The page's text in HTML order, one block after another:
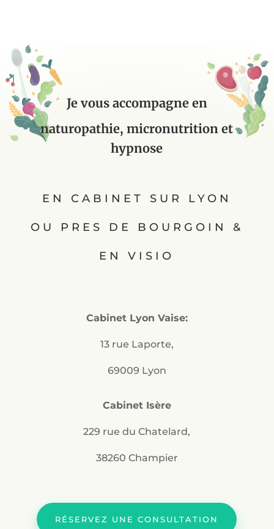
Je vous accompagne en
naturopathie, micronutrition et
hypnose
EN CABINET SUR LYON
OU PRES DE BOURGOIN &
EN VISIO
Cabinet Lyon Vaise:
13 rue Laporte,
69009 Lyon
Cabinet Isère
229 rue du Chatelard,
38260 Champier
RÉSERVEZ UNE CONSULTATION